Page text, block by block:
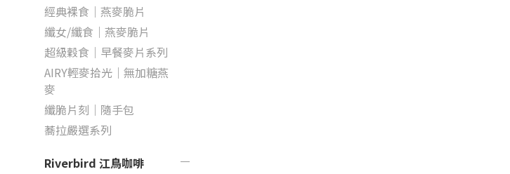
經典裸食｜燕麥脆片
纖女/纖食｜燕麥脆片
超級穀食｜早餐麥片系列
AIRY輕麥拾光｜無加糖燕
麥
纖脆片刻｜隨手包
蕎拉嚴選系列
Riverbird 江鳥咖啡